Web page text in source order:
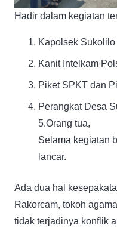
Hadir dalam kegiatan
Kapolsek
Kanit Intelkam
Piket SPKT dan
Perangkat Desa
5.Orang tua,
Selama kegiatan
lancar.
Ada dua hal
Rakorcam, tokoh
tidak terjadinya konflik